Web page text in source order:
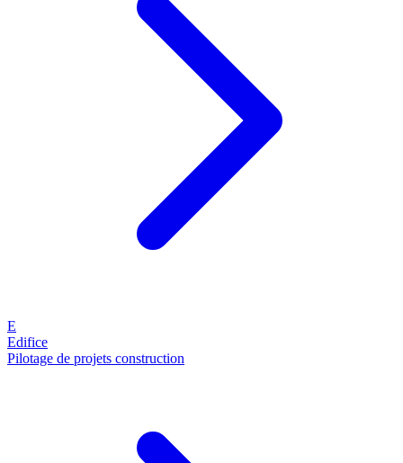
E
Edifice
Pilotage de projets construction